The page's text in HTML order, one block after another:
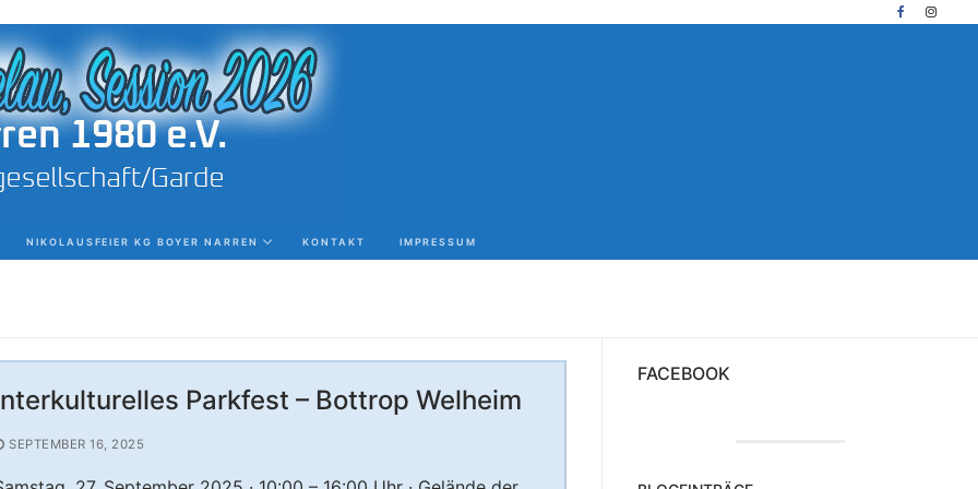
NIKOLAUSFEIER KG BOYER NARREN KONTAKT IMPRESSUM
Parkfest – Bottrop Welheim
SEPTEMBER 16, 2025
FACEBOOK